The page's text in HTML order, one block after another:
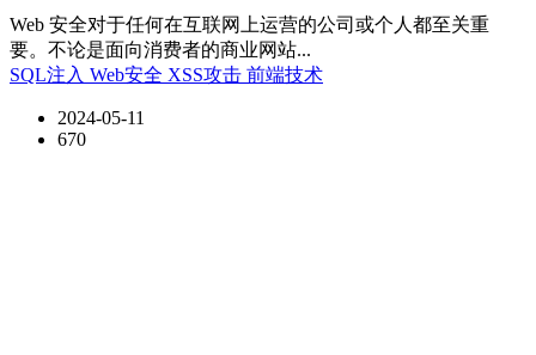
Web 安全对于任何在互联网上运营的公司或个人都至关重
要。不论是面向消费者的商业网站...
SQL注入 Web安全 XSS攻击 前端技术
2024-05-11
670